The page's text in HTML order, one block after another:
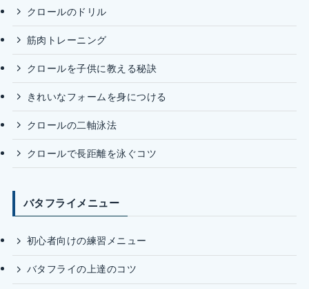
クロールのドリル
筋肉トレーニング
クロールを子供に教える秘訣
きれいなフォームを身につける
クロールの二軸泳法
クロールで長距離を泳ぐコツ
バタフライメニュー
初心者向けの練習メニュー
バタフライの上達のコツ